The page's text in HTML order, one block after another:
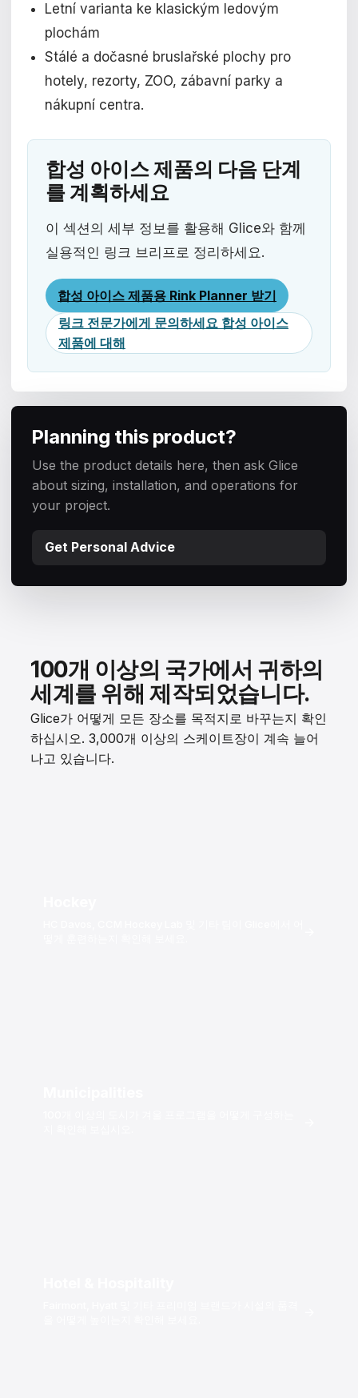
Letní varianta ke klasickým ledovým
plochám
Stálé a dočasné bruslařské plochy pro
hotely, rezorty, ZOO, zábavní parky a
nákupní centra.
합성 아이스 제품의 다음 단계
를 계획하세요
이 섹션의 세부 정보를 활용해 Glice와 함께
실용적인 링크 브리프로 정리하세요.
합성 아이스 제품용 Rink Planner 받기
링크 전문가에게 문의하세요 합성 아이스
제품에 대해
Planning this product?
Use the product details here, then ask Glice
about sizing, installation, and operations for
your project.
Get Personal Advice
100개 이상의 국가에서 귀하의
세계를 위해 제작되었습니다.
Glice가 어떻게 모든 장소를 목적지로 바꾸는지 확인
하십시오. 3,000개 이상의 스케이트장이 계속 늘어
나고 있습니다.